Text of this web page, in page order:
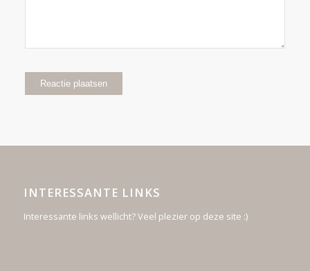
INTERESSANTE LINKS
Interessante links wellicht? Veel plezier op deze site :)